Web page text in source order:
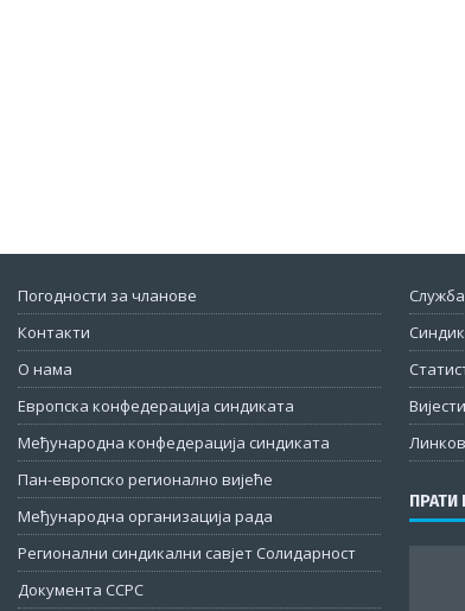
Погодности за чланове
Контакти
О нама
Европска конфедерација синдиката
Међународна конфедерација синдиката
Пан-европско регионално вијеће
Међународна организација рада
Регионални синдикални савјет Солидарност
Документа ССРС
Вијести